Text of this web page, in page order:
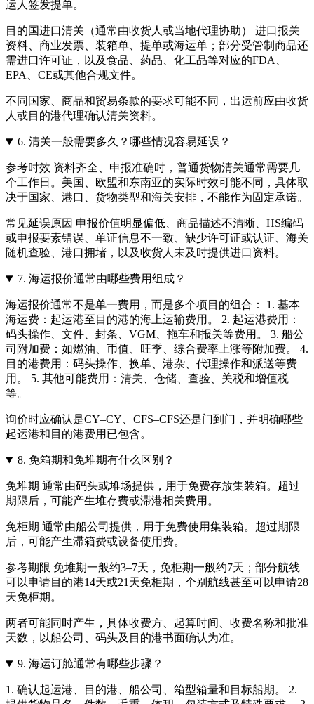
运人签发提单。
目的国进口清关（通常由收货人或当地代理协助） 进口报关
资料、商业发票、装箱单、提单或海运单；部分受管制商品还
需进口许可证，以及食品、药品、化工品等对应的FDA、
EPA、CE或其他合规文件。
不同国家、商品和贸易条款的要求可能不同，出运前应由收货
人或目的港代理确认清关资料。
6. 清关一般需要多久？哪些情况容易延误？
参考时效 资料齐全、申报准确时，普通货物清关通常需要几
个工作日。美国、欧盟和东南亚的实际时效可能不同，具体取
决于国家、港口、货物类型和海关安排，不能作为固定承诺。
常见延误原因 申报价值明显偏低、商品描述不清晰、HS编码
或申报要素错误、单证信息不一致、缺少许可证或认证、海关
随机查验、港口拥堵，以及收货人未及时提供进口资料。
7. 海运报价通常由哪些费用组成？
海运报价通常不是单一费用，而是多个项目的组合： 1. 基本
海运费：起运港至目的港的海上运输费用。 2. 起运港费用：
码头操作、文件、封条、VGM、拖车和报关等费用。 3. 船公
司附加费：如燃油、币值、旺季、综合费率上涨等附加费。 4.
目的港费用：码头操作、换单、港杂、代理操作和派送等费
用。 5. 其他可能费用：清关、仓储、查验、关税和增值税
等。
询价时应确认是CY–CY、CFS–CFS还是门到门，并明确哪些
起运港和目的港费用已包含。
8. 免箱期和免堆期有什么区别？
免堆期 通常由码头或堆场提供，用于免费存放集装箱。超过
期限后，可能产生堆存费或滞港相关费用。
免柜期 通常由船公司提供，用于免费使用集装箱。超过期限
后，可能产生滞箱费或设备使用费。
参考期限 免堆期一般约3–7天，免柜期一般约7天；部分航线
可以申请目的港14天或21天免柜期，个别航线甚至可以申请28
天免柜期。
两者可能同时产生，具体收费方、起算时间、收费名称和批准
天数，以船公司、码头及目的港书面确认为准。
9. 海运订舱通常有哪些步骤？
1. 确认起运港、目的港、船公司、箱型箱量和目标船期。 2.